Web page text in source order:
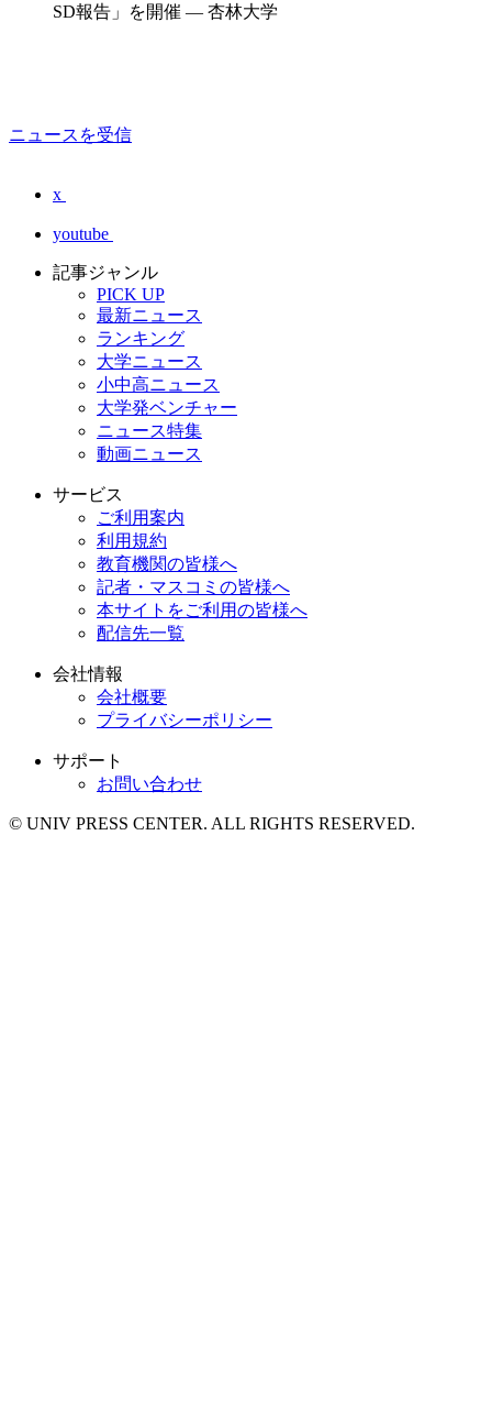
SD報告」を開催 — 杏林大学
ニュースを受信
x
youtube
記事ジャンル
PICK UP
最新ニュース
ランキング
大学ニュース
小中高ニュース
大学発ベンチャー
ニュース特集
動画ニュース
サービス
ご利用案内
利用規約
教育機関の皆様へ
記者・マスコミの皆様へ
本サイトをご利用の皆様へ
配信先一覧
会社情報
会社概要
プライバシーポリシー
サポート
お問い合わせ
© UNIV PRESS CENTER. ALL RIGHTS RESERVED.